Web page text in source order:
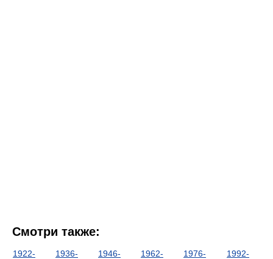
Смотри также:
1922-
1936-
1946-
1962-
1976-
1992-